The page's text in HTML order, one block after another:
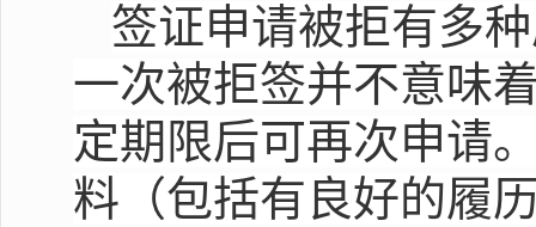
签证申请被拒有多
一次被拒签并不意味
定期限后可再次申请
料（包括有良好的履